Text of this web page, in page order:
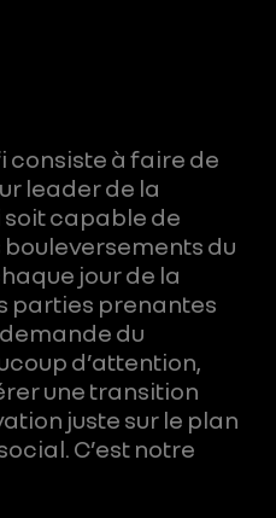
consiste à faire de
leader de la
capable de
du
jour de la
parties prenantes
du
d’attention,
une transition
juste sur le plan
C’est notre